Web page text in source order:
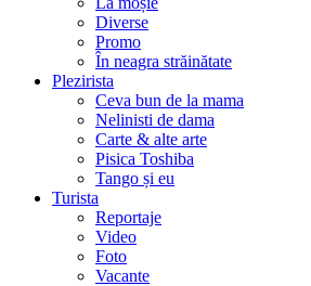
Diverse
Promo
În neagra străinătate
Plezirista
Ceva bun de la mama
Nelinisti de dama
Carte & alte arte
Pisica Toshiba
Tango și eu
Turista
Reportaje
Video
Foto
Vacante